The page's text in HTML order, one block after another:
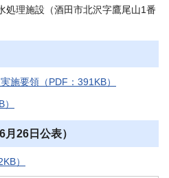
理施設（酒田市北沢字鷹尾山1番
施要領（PDF：391KB）
26日公表）
）